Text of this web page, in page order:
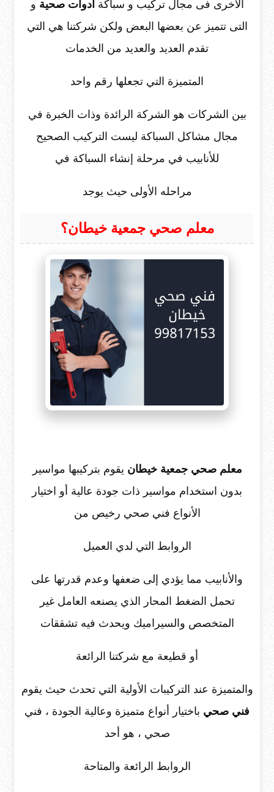
الأخرى فى مجال تركيب و سباكة ادوات صحية و
التى تتميز عن بعضها البعض ولكن شركتنا هي التي
تقدم العديد والعديد من الخدمات
المتميزة التي تجعلها رقم واحد
بين الشركات هو الشركة الرائدة وذات الخبرة في
مجال مشاكل السباكة ليست التركيب الصحيح
للأنابيب في مرحلة إنشاء السباكة في
مراحله الأولى حيث يوجد
معلم صحي جمعية خيطان؟
معلم صحي جمعية خيطان يقوم بتركيبها مواسير
بدون استخدام مواسير ذات جودة عالية أو اختيار
الأنواع فني صحي رخيص من
الروابط التي لدي العميل
والأنابيب مما يؤدي إلى ضعفها وعدم قدرتها على
تحمل الضغط المحار الذي يصنعه العامل غير
المتخصص والسيراميك ويحدث فيه تشققات
أو قطيعة مع شركتنا الرائعة
والمتميزة عند التركيبات الأولية التي تحدث حيث يقوم
فني صحي باختيار أنواع متميزة وعالية الجودة ، فني
صحي ، هو أحد
الروابط الرائعة والمتاحة